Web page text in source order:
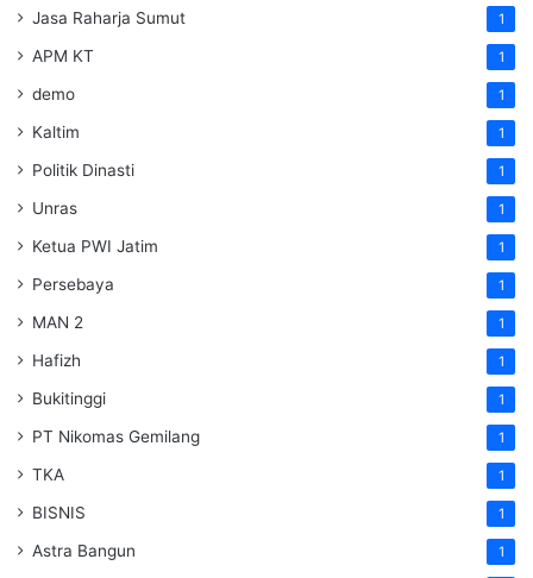
Jasa Raharja Sumut 1
APM KT 1
demo 1
Kaltim 1
Politik Dinasti 1
Unras 1
Ketua PWI Jatim 1
Persebaya 1
MAN 2 1
Hafizh 1
Bukitinggi 1
PT Nikomas Gemilang 1
TKA 1
BISNIS 1
Astra Bangun 1